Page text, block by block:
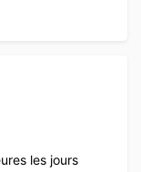
les jours